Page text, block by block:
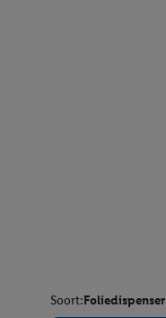
Soort:Foliedispenser